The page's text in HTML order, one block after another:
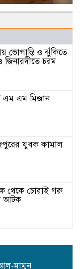
ভোগান্তি ও ঝুঁকিতে
জিনারদীতে চরম
এম এম মিজান
যুবক কামাল
থেকে চোরাই গরু
আটক
মাছ নিধনের মহা-
আল-মামুন